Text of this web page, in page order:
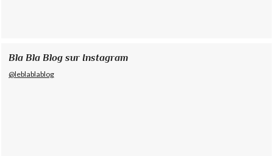
Bla Bla Blog sur Instagram
@leblablablog